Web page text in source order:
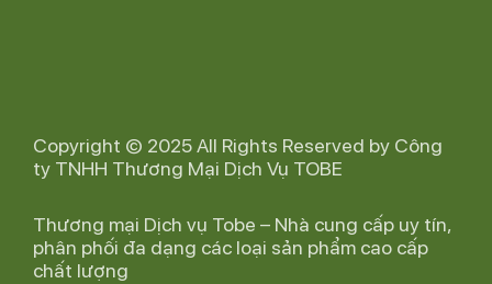
Copyright © 2025 All Rights Reserved by Công
ty TNHH Thương Mại Dịch Vụ TOBE
Thương mại Dịch vụ Tobe – Nhà cung cấp uy tín,
phân phối đa dạng các loại sản phẩm cao cấp
chất lượng